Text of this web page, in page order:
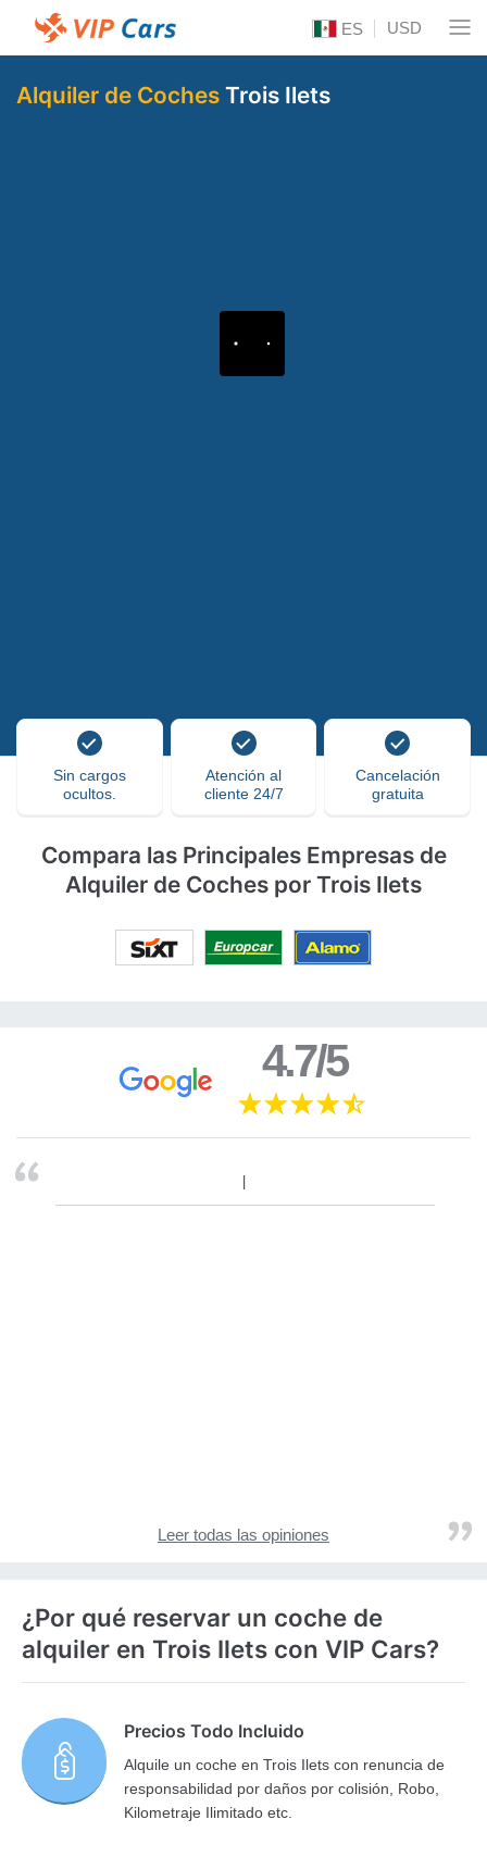
ES USD
Alquiler de Coches Trois Ilets
Sin cargos
ocultos.
Atención al
cliente 24/7
Cancelación
gratuita
Compara las Principales Empresas de
Alquiler de Coches por Trois Ilets
4.7/5
Leer todas las opiniones
¿Por qué reservar un coche de
alquiler en Trois Ilets con VIP Cars?
Precios Todo Incluido
Alquile un coche en Trois Ilets con renuncia de
responsabilidad por daños por colisión, Robo,
Kilometraje Ilimitado etc.